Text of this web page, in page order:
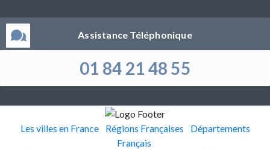
Assistance Téléphonique
01 84 21 48 55
Les villes en France Régions Françaises
Départements
Français